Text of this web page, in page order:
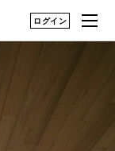
ログイン